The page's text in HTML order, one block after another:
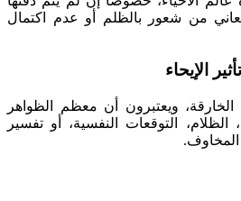
من شعور بالظلم أو عدم اكتمال
الخارقة، ويعتبرون أن معظم الظواهر
الظلام، التوقعات النفسية، أو تفسير
المخاوف.